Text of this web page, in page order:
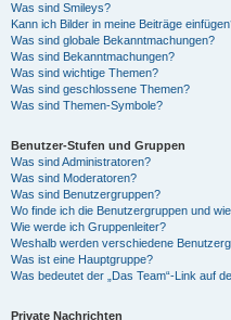
Was sind Smileys?
Kann ich Bilder in meine Beiträge
Was sind globale Bekanntmachungen?
Was sind Bekanntmachungen?
Was sind wichtige Themen?
Was sind geschlossene Themen?
Was sind Themen-Symbole?
Benutzer-Stufen und Gruppen
Was sind Administratoren?
Was sind Moderatoren?
Was sind Benutzergruppen?
Wo finde ich die Benutzergruppen und
Wie werde ich Gruppenleiter?
Weshalb werden verschiedene
Was ist eine Hauptgruppe?
Was bedeutet der „Das Team“-Link auf
Private Nachrichten